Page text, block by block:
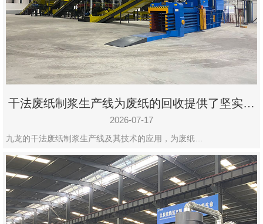
19020390
号-1
干法废纸制浆生产线为废纸的回收提供了坚实的
保障
2026-07-17
九龙的干法废纸制浆生产线及其技术的应用，为废纸…